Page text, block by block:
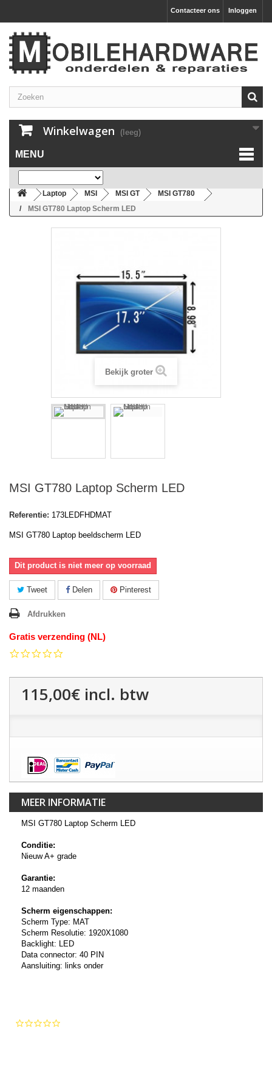
Inloggen
Contacteer ons
Winkelwagen (leeg)
MENU
Laptop MSI MSI GT
MSI GT780
MSI GT780 Laptop Scherm LED
Bekijk groter
MSI GT780 Laptop Scherm LED
Referentie: 173LEDFHDMAT
MSI GT780 Laptop beeldscherm LED
Dit product is niet meer op voorraad
Tweet Delen Pinterest
Afdrukken
Gratis verzending (NL)
115,00€ incl. btw
MEER INFORMATIE
MSI GT780 Laptop Scherm LED
Conditie:
Nieuw A+ grade
Garantie:
12 maanden
Scherm eigenschappen:
Scherm Type: MAT
Scherm Resolutie: 1920X1080
Backlight: LED
Data connector: 40 PIN
Aansluiting: links onder